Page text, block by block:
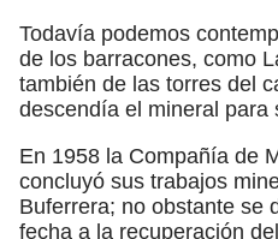
Todavía podemos
de los barracones, como
también de las torres del
descendía el mineral para
En 1958 la Compañía de
concluyó sus trabajos
Buferrera; no obstante se
fecha a la recuperación